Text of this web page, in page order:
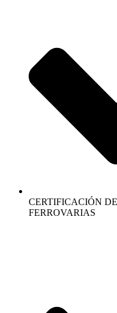
CERTIFICACIÓN
FERROVARIAS